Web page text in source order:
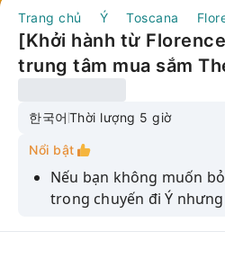
Trang chủ Ý Toscana
[Khởi hành từ
trung tâm mua sắm
sắm/Tour riêng/
Hàn Quốc/Sketchbook
한국어 Thời lượng 5 giờ
Nổi bật
Nếu bạn không muốn
trong chuyến đi Ý